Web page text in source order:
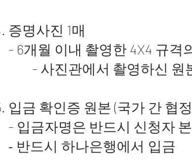
증명사진 1매
- 6개월 이내 촬영한 4X4 규격
- 사진관에서 촬영하신
입금 확인증 원본 (국가 간 협
- 입금자명은 반드시 신청자
- 반드시 하나은행에서 입금